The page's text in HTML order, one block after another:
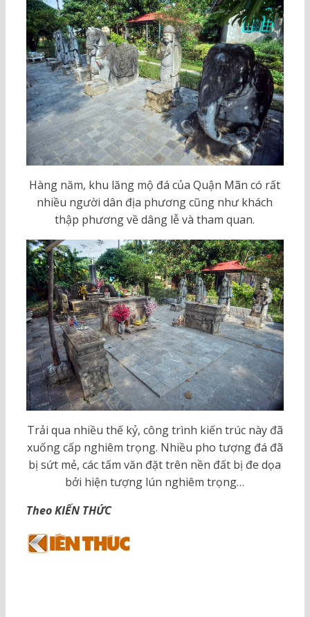
Hàng năm, khu lăng mộ đá của Quận Mãn có rất
nhiều người dân địa phương cũng như khách
thập phương về dâng lễ và tham quan.
Trải qua nhiều thế kỷ, công trình kiến trúc này đã
xuống cấp nghiêm trọng. Nhiều pho tượng đá đã
bị sứt mẻ, các tấm văn đặt trên nền đất bị đe dọa
bởi hiện tượng lún nghiêm trọng…
Theo KIẾN THỨC